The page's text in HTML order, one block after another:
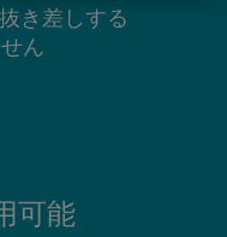
き差しする
ん
可能